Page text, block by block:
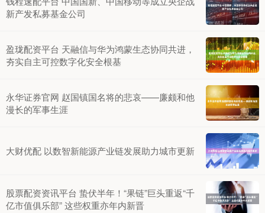
新产发私募基金公司
盈珑配资平台 天融信与华为鸿蒙生态协同共进，
夯实自主可控数字化安全根基
永华证券官网 赵国镇国名将的悲哀——廉颇和他
漫长的军事生涯
大财优配 以数智新能源产业链发展助力城市更新
股票配资资讯平台 蛰伏半年！“果链”巨头重返“千
亿市值俱乐部” 这些权重亦年内新晋